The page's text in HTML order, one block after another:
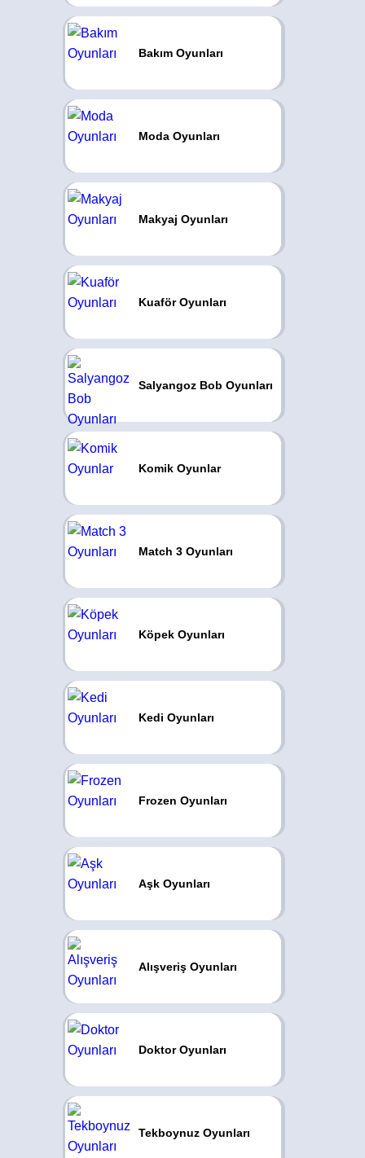
Bakım Oyunları
Moda Oyunları
Makyaj Oyunları
Kuaför Oyunları
Salyangoz Bob Oyunları
Komik Oyunlar
Match 3 Oyunları
Köpek Oyunları
Kedi Oyunları
Frozen Oyunları
Aşk Oyunları
Alışveriş Oyunları
Doktor Oyunları
Tekboynuz Oyunları